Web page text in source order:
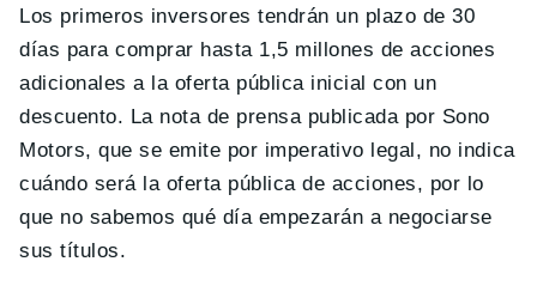
Los primeros inversores tendrán un plazo de 30
días para comprar hasta 1,5 millones de acciones
adicionales a la oferta pública inicial con un
descuento. La nota de prensa publicada por Sono
Motors, que se emite por imperativo legal, no indica
cuándo será la oferta pública de acciones, por lo
que no sabemos qué día empezarán a negociarse
sus títulos.